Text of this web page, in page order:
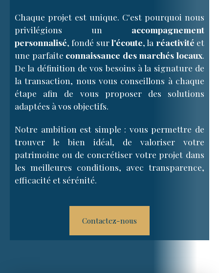
Chaque projet est unique. C'est pourquoi nous
privilégions un accompagnement
personnalisé, fondé surl'écoute, la réactivité et
une parfaite connaissance des marchés locaux.
De la définition de vos besoins à la signature de
la transaction, nous vous conseillons à chaque
étape afin de vous proposer des solutions
adaptées à vos objectifs.
Notre ambition est simple : vous permettre de
trouver le bien idéal, de valoriser votre
patrimoine ou de concrétiser votre projet dans
les meilleures conditions, avec transparence,
efficacité et sérénité.
Contactez-nous